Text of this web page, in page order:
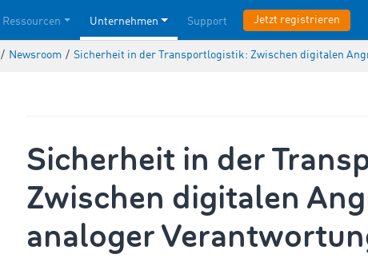
Ressourcen Unternehmen Support Jetzt registrieren
/ Newsroom / Sicherheit in der Transportlogistik: Zwischen digitalen
Sicherheit in der
Zwischen digitalen
analoger